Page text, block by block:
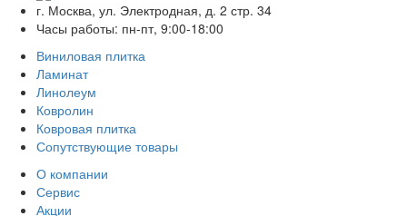
г. Москва, ул. Электродная, д. 2 стр. 34
Часы работы: пн-пт, 9:00-18:00
Виниловая плитка
Ламинат
Линолеум
Ковролин
Ковровая плитка
Сопутствующие товары
О компании
Сервис
Акции